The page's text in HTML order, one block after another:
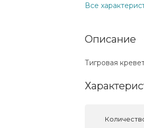
Все
Описание
Тигровая